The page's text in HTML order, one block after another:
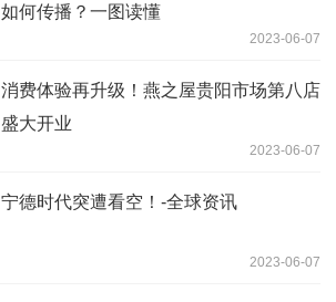
如何传播？一图读懂
2023-06-07
消费体验再升级！燕之屋贵阳市场第八店
盛大开业
2023-06-07
宁德时代突遭看空！-全球资讯
2023-06-07